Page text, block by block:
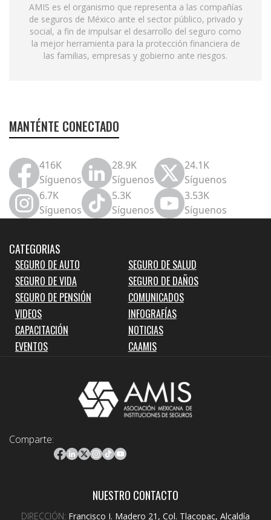
AMIS es el organismo que representa a las compañías
de seguros de México ante el sector público, privado y
social, a fin de impulsar el desarrollo del seguro como
la mejor herramienta para la protección financiera de
las familias, empresas y gobierno ante riesgos.
MANTÉNTE CONECTADO
416K
Síguenos
28.9K
Síguenos
24.1K
Síguenos
6.7K
Síguenos
5.3K
Síguenos
3.53K
Síguenos
CATEGORIAS
SEGURO DE AUTO
SEGURO DE SALUD
SEGURO DE VIDA
SEGURO DE DAÑOS
SEGURO DE PENSIÓN
COMUNICADOS
VIDEOS
INFOGRAFÍAS
CAPACITACIÓN
NOTICIAS
EVENTOS
CAAMIS
Comparte:
NUESTRO CONTACTO
DIRECCIÓN: Francisco I. Madero 21, Col. Tlacopac, Alcaldía